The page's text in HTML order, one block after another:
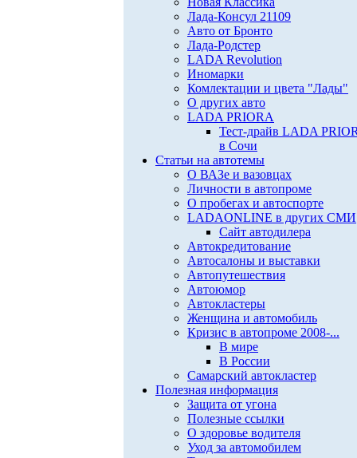
Лада-Консул 21109
Авто от Бронто
Лада-Родстер
LADA Revolution
Иномарки
Комлектации и цвета "Лады"
О других авто
LADA PRIORA
Тест-драйв LADA
в Сочи
Статьи на автотемы
О ВАЗе и вазовцах
Личности в автопроме
О пробегах и автоспорте
LADAONLINE в других СМИ
Сайт автодилера
Автокредитование
Автосалоны и выставки
Автопутешествия
Автоюмор
Автокластеры
Женщина и автомобиль
Кризис в автопроме 2008-...
В мире
В России
Самарский автокластер
Полезная информация
Защита от угона
Полезные ссылки
О здоровье водителя
Уход за автомобилем